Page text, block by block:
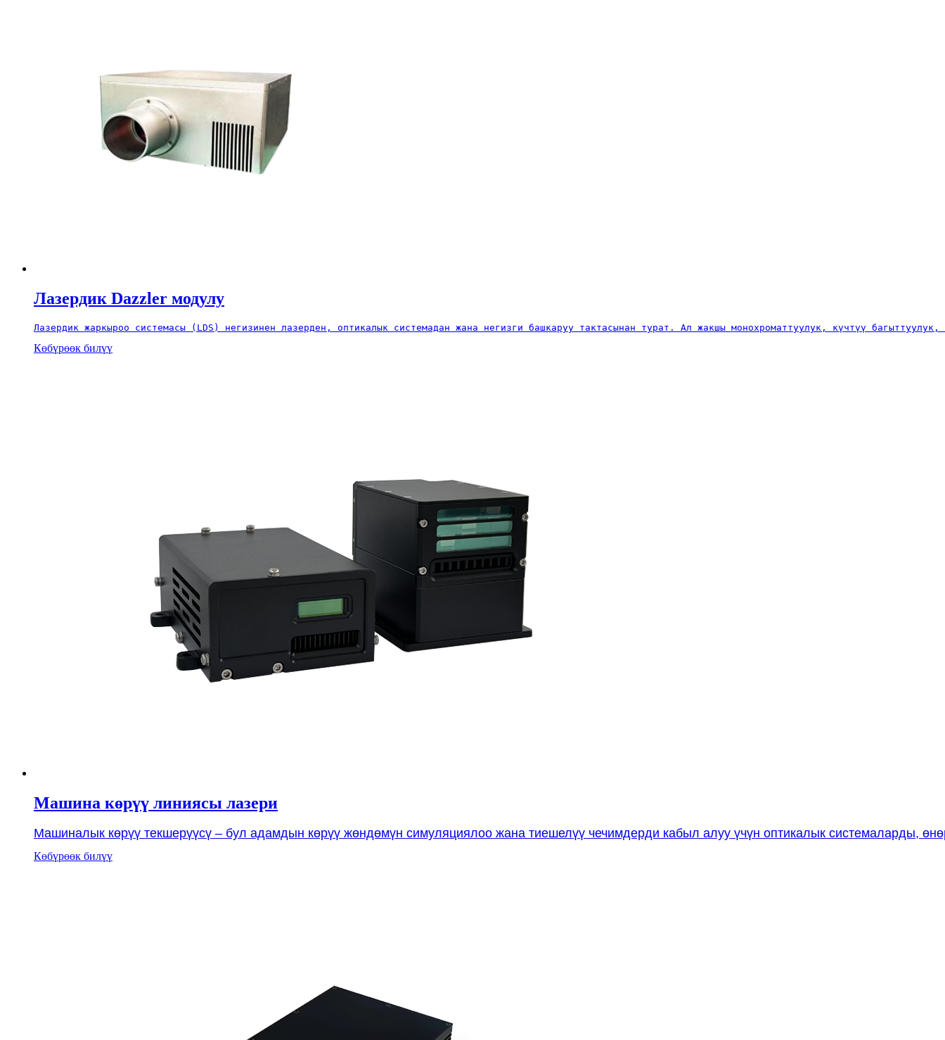
Лазердик Dazzler модулу
Лазердик жаркыроо системасы (LDS) негизинен лазерден, оптикалык системадан жана негизги башкаруу тактасынан турат. Ал жакшы монохроматтуулук, күчтүү
Көбүрөөк билүү
Машина көрүү линиясы лазери
Машиналык көрүү текшерүүсү – бул адамдын көрүү жөндөмүн симуляциялоо жана тиешелүү чечимдерди кабыл алуу үчүн оптикалык системаларды,
Көбүрөөк билүү